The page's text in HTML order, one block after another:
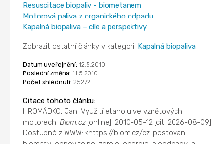
Resuscitace biopaliv - biometanem
Motorová paliva z organického odpadu
Kapalná biopaliva – cíle a perspektivy
Zobrazit ostatní články v kategorii Kapalná biopaliva
Datum uveřejnění: 12.5.2010
Poslední změna: 11.5.2010
Počet shlédnutí: 25272
Citace tohoto článku:
HROMÁDKO, Jan: Využití etanolu ve vznětových
motorech.Biom.cz [online]. 2010-05-12 [cit. 2026-08-09].
Dostupné z WWW: <https://biom.cz/cz-pestovani-